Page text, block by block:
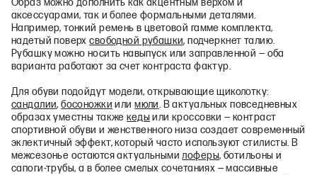
Образ можно дополнить как акцентным верхом и
аксессуарами, так и более формальными деталями.
Например, тонкий ремень в цветовой гамме комплекта,
надетый поверхсвободной рубашки, подчеркнет талию.
Рубашку можно носить навыпуск или заправленной — оба
варианта работают за счет контраста фактур.
Для обуви подойдут модели, открывающие щиколотку:
сандалии,босоножки илимюли. В актуальных повседневных
образах уместны такжекеды или кроссовки — контраст
спортивной обуви и женственного низа создает современный
эклектичный эффект, который часто используют стилисты. В
межсезонье остаются актуальнымилоферы, ботильоны и
сапоги-трубы, а в более смелых сочетаниях — массивные